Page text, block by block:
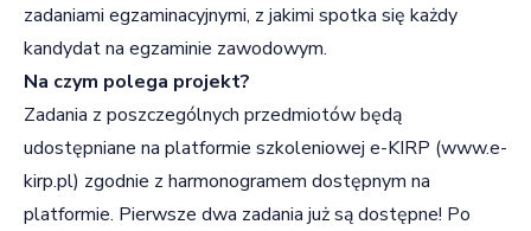
zadaniami egzaminacyjnymi, z jakimi spotka się każdy
kandydat na egzaminie zawodowym.
Na czym polega projekt?
Zadania z poszczególnych przedmiotów będą
udostępniane na platformie szkoleniowej e-KIRP (www.e-
kirp.pl) zgodnie z harmonogramem dostępnym na
platformie. Pierwsze dwa zadania już są dostępne! Po